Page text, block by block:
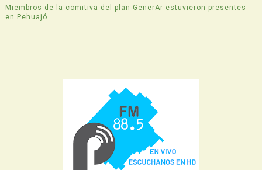
Miembros de la comitiva del plan GenerAr estuvieron presentes
en Pehuajó